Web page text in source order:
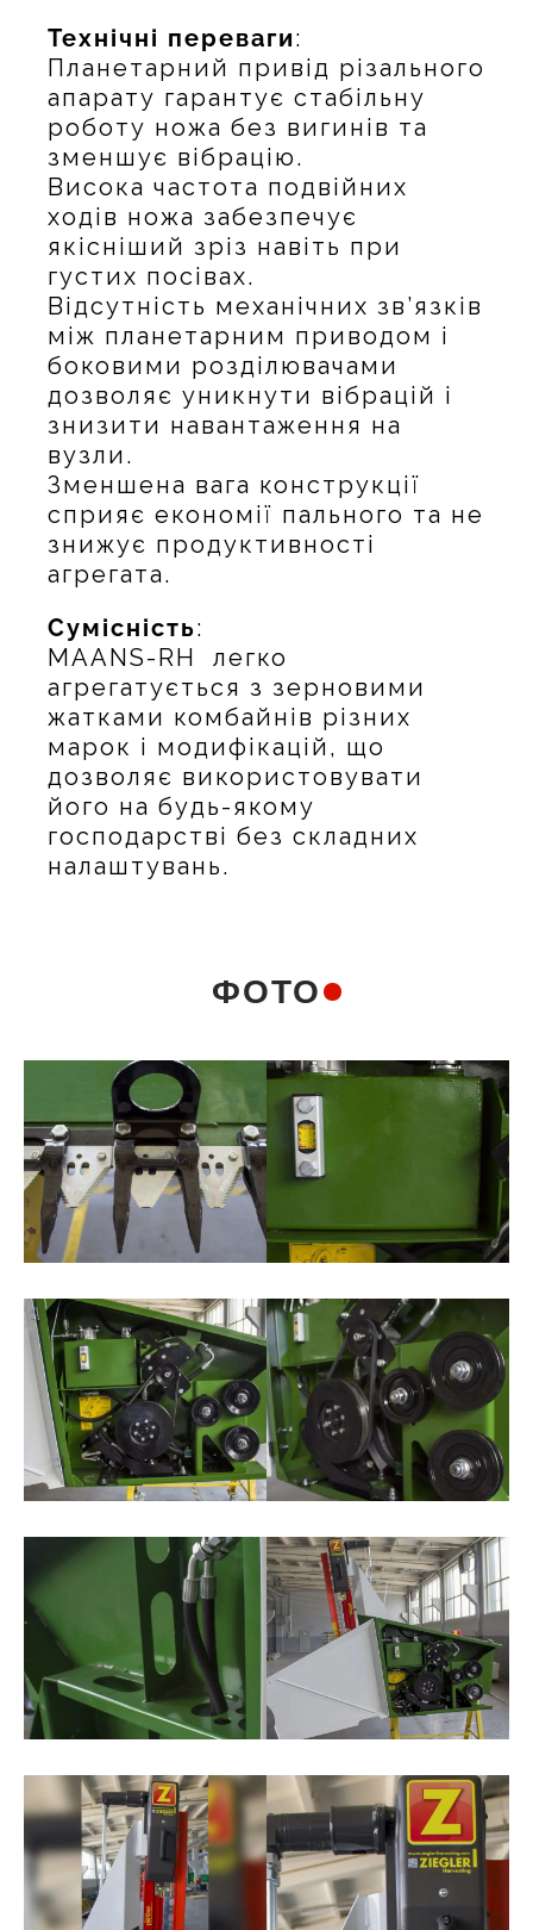
Технічні переваги:
Планетарний привід різального
апарату гарантує стабільну
роботу ножа без вигинів та
зменшує вібрацію.
Висока частота подвійних
ходів ножа забезпечує
якісніший зріз навіть при
густих посівах.
Відсутність механічних зв’язків
між планетарним приводом і
боковими розділювачами
дозволяє уникнути вібрацій і
знизити навантаження на
вузли.
Зменшена вага конструкції
сприяє економії пального та не
знижує продуктивності
агрегата.
Сумісність:
MAANS-RH легко
агрегатується з зерновими
жатками комбайнів різних
марок і модифікацій, що
дозволяє використовувати
його на будь-якому
господарстві без складних
налаштувань.
ФОТО